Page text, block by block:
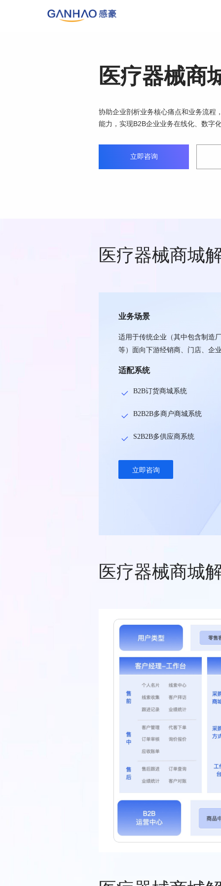
医疗器械商
协助企业剖析业务核心痛点和业务流程
能力，实现B2B企业业务在线化、数字
立即咨询
医疗器械商城
业务场景
适用于传统企业（其中包含制造
等）面向下游经销商、门店、企
适配系统
B2B订货商城系统
B2B2B多商户商城系统
S2B2B多供应商系统
立即咨询
医疗器械商城